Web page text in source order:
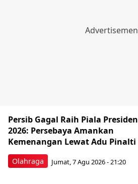
Olahraga
Persib Gagal Raih Piala Presiden
2026: Persebaya Amankan
Kemenangan Lewat Adu Pinalti
Jumat, 7 Agu 2026 - 21:20